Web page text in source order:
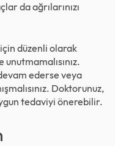
da ağrılarınızı
düzenli olarak
ederse veya
Doktorunuz,
tedaviyi önerebilir.